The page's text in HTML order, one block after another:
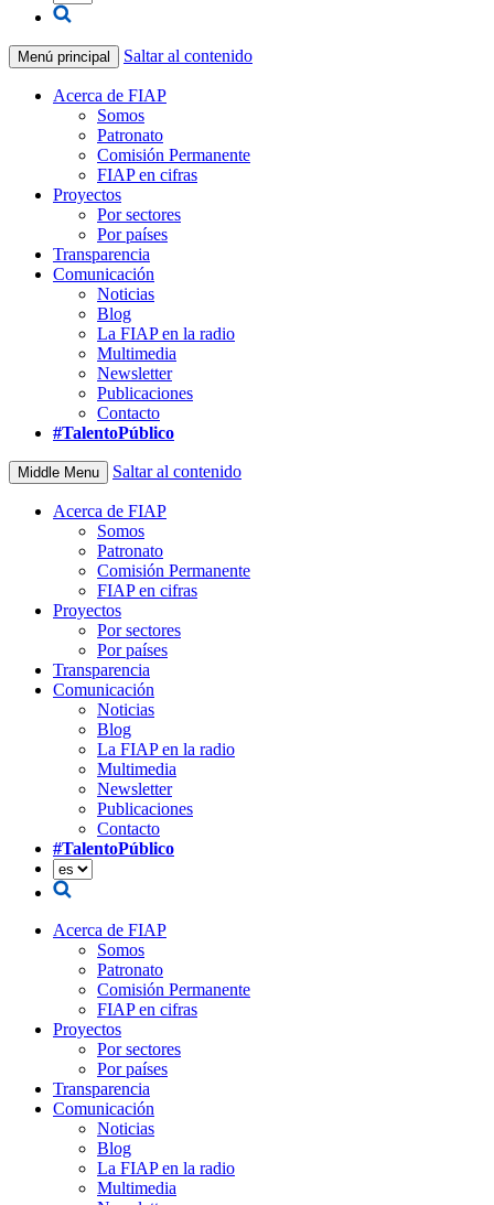
Menú principal Saltar al contenido
Acerca de FIAP
Somos
Patronato
Comisión Permanente
FIAP en cifras
Proyectos
Por sectores
Por países
Transparencia
Comunicación
Noticias
Blog
La FIAP en la radio
Multimedia
Newsletter
Publicaciones
Contacto
#TalentoPúblico
Middle Menu Saltar al contenido
Acerca de FIAP
Somos
Patronato
Comisión Permanente
FIAP en cifras
Proyectos
Por sectores
Por países
Transparencia
Comunicación
Noticias
Blog
La FIAP en la radio
Multimedia
Newsletter
Publicaciones
Contacto
#TalentoPúblico
Acerca de FIAP
Somos
Patronato
Comisión Permanente
FIAP en cifras
Proyectos
Por sectores
Por países
Transparencia
Comunicación
Noticias
Blog
La FIAP en la radio
Multimedia